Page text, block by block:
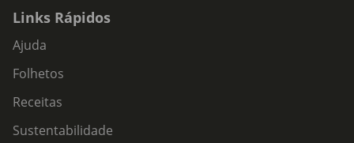
Links Rápidos
Ajuda
Folhetos
Receitas
Sustentabilidade